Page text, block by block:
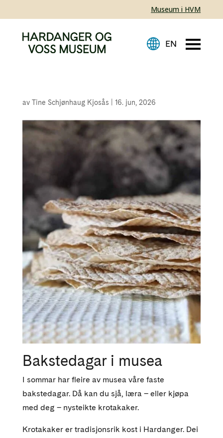
Museum i HVM
av Tine Schjønhaug Kjosås 16. jun, 2026
Bakstedagar i musea
I sommar har fleire av musea våre faste
bakstedagar. Då kan du sjå, læra – eller kjøpa
med deg – nysteikte krotakaker.
Krotakaker er tradisjonsrik kost i Hardanger. Dei